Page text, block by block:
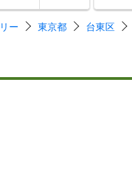
ー 東京都 台東区